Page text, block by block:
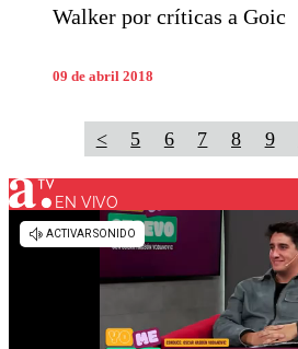
Walker por críticas a Goic
09 de abril 2018
< 5 6 7 8 9
EN VIVO